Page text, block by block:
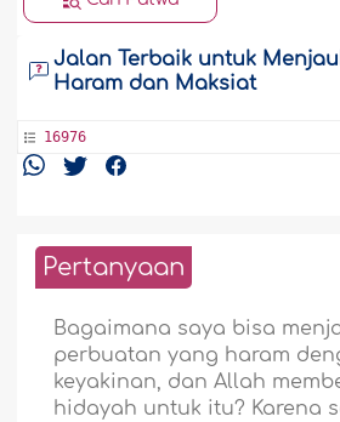
Jalan Terbaik untuk
Haram dan Maksiat
16976
Pertanyaan
Bagaimana saya bisa
perbuatan yang haram
keyakinan, dan Allah
hidayah untuk itu? Karena